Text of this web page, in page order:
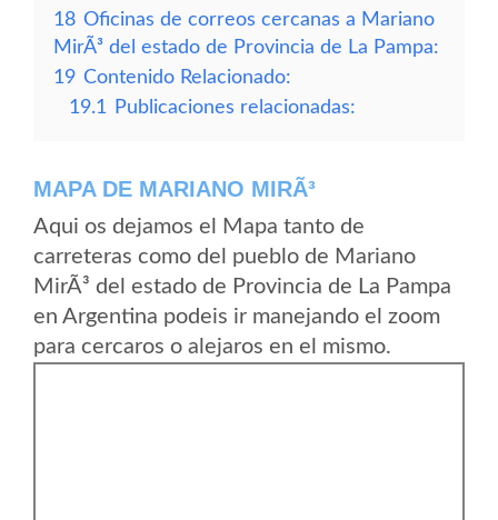
18 Oficinas de correos cercanas a Mariano
MirÃ³ del estado de Provincia de La Pampa:
19 Contenido Relacionado:
19.1
Publicaciones relacionadas:
MAPA DE MARIANO MIRÃ³
Aqui os dejamos el Mapa tanto de
carreteras como del pueblo de Mariano
MirÃ³ del estado de Provincia de La Pampa
en Argentina podeis ir manejando el zoom
para cercaros o alejaros en el mismo.